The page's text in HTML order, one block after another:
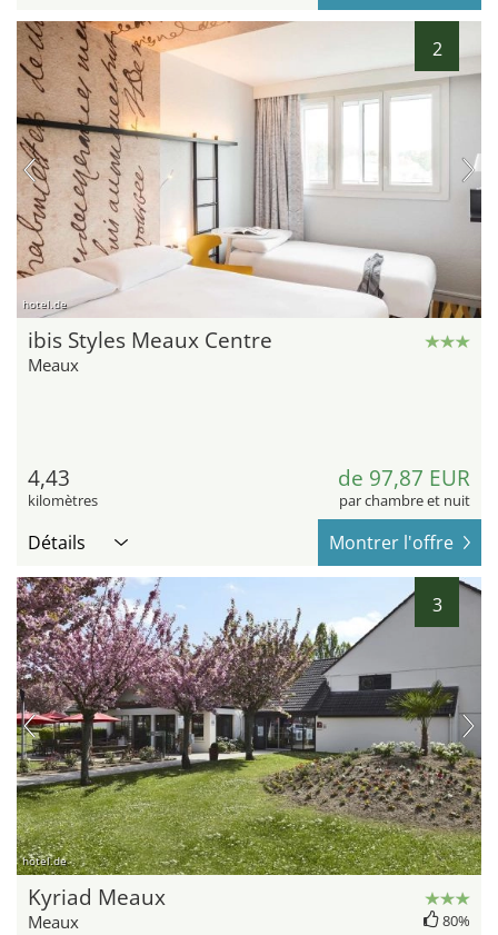
2
hotel.de
ibis Styles Meaux Centre
Meaux
4,43
kilomètres
de 97,87 EUR
par chambre et nuit
Détails Montrer l'offre
3
hotel.de
Kyriad Meaux
Meaux 80%